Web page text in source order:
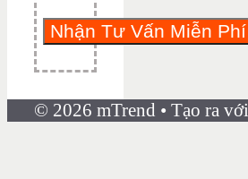
© 2026 mTrend • Tạo ra với